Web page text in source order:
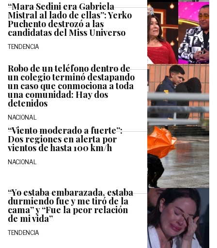
“Mara Sedini era Gabriela
Mistral al lado de ellas”: Yerko
Puchento destrozó a las
candidatas del Miss Universo
TENDENCIA
Robo de un teléfono dentro de
un colegio terminó destapando
un caso que conmociona a toda
una comunidad: Hay dos
detenidos
NACIONAL
“Viento moderado a fuerte”:
Dos regiones en alerta por
vientos de hasta 100 km/h
NACIONAL
“Yo estaba embarazada, estaba
durmiendo fue y me tiró de la
cama” y “Fue la peor relación
de mi vida”
TENDENCIA